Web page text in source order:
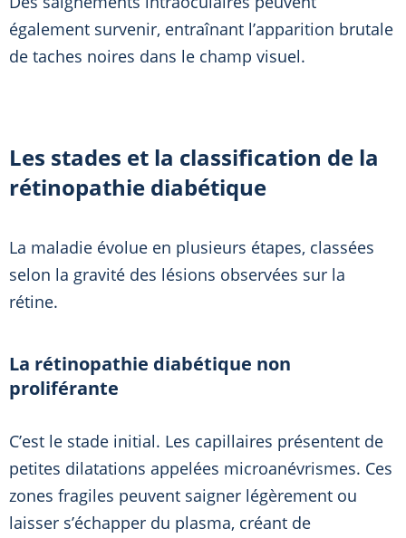
également survenir, entraînant l’apparition brutale
de taches noires dans le champ visuel.
Les stades et la classification de la
rétinopathie diabétique
La maladie évolue en plusieurs étapes, classées
selon la gravité des lésions observées sur la
rétine.
La rétinopathie diabétique non
proliférante
C’est le stade initial. Les capillaires présentent de
petites dilatations appelées microanévrismes. Ces
zones fragiles peuvent saigner légèrement ou
laisser s’échapper du plasma, créant de